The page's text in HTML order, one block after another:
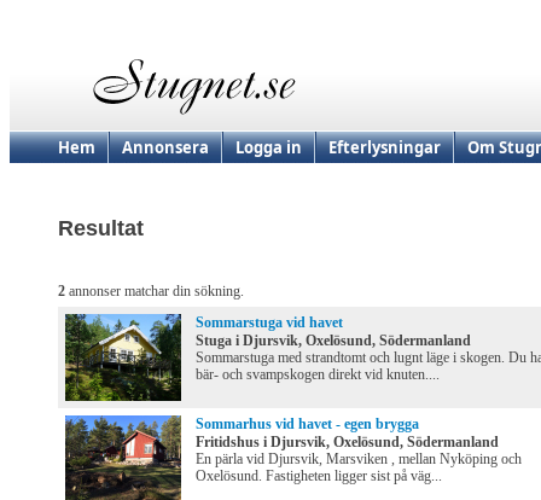
Hem Annonsera Logga in Efterlysningar Om
Resultat
2 annonser matchar din sökning.
Sommarstuga vid havet
Stuga i Djursvik, Oxelösund, Södermanland
Sommarstuga med strandtomt och lugnt läge i skogen. Du
bär- och svampskogen direkt vid knuten....
Sommarhus vid havet - egen brygga
Fritidshus i Djursvik, Oxelösund, Södermanland
En pärla vid Djursvik, Marsviken , mellan Nyköping och
Oxelösund. Fastigheten ligger sist på väg...